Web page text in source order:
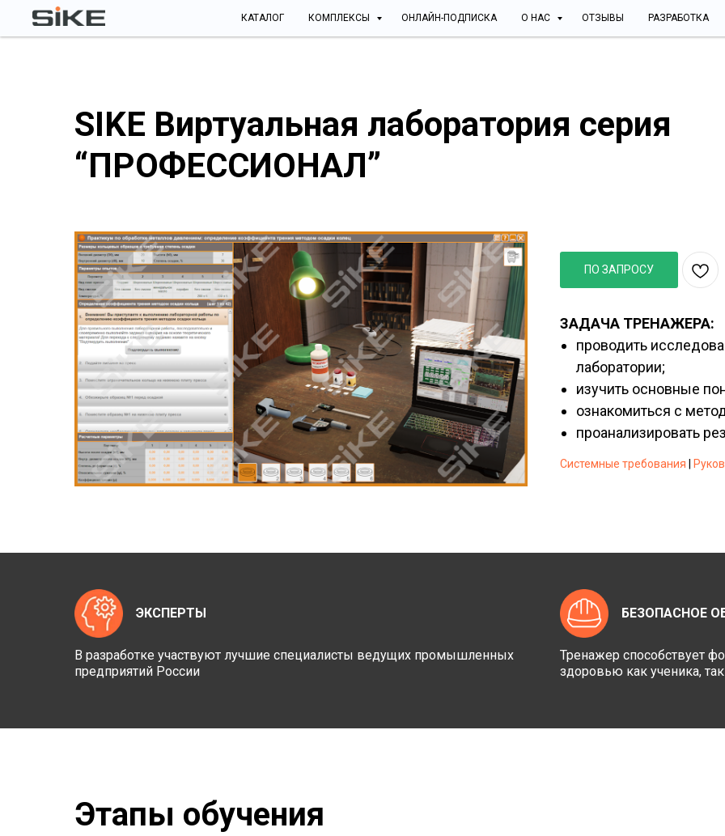
КАТАЛОГ КОМПЛЕКСЫ ОНЛАЙН-ПОДПИСКА О НАС ОТЗЫВЫ РАЗРАБОТКА
SIKE Виртуальная лаборатория серия
“ПРОФЕССИОНАЛ”
ПО ЗАПРОСУ
ЗАДАЧА ТРЕНАЖЕРА:
проводить
лаборатории;
изучить основные
ознакомиться с
проанализировать
Системные требования
ЭКСПЕРТЫ
В разработке участвуют лучшие специалисты ведущих промышленных
предприятий России
БЕЗОПАСНОЕ
Тренажер способствует
здоровью как ученика,
Этапы обучения